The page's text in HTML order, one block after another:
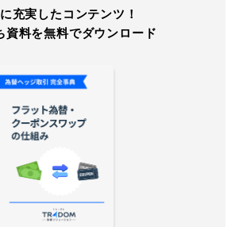
充実したコンテンツ！
資料を無料でダウンロード